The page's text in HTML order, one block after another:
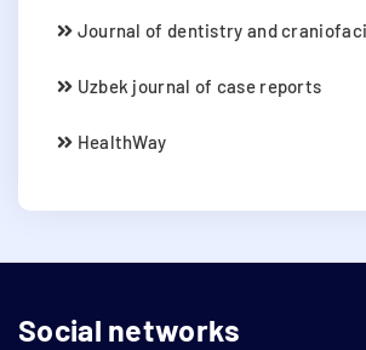
Journal of dentistry and
Uzbek journal of case reports
HealthWay
Social networks